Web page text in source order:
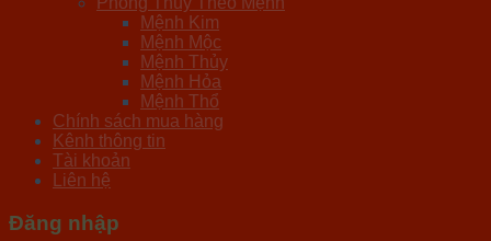
Mệnh Kim
Mệnh Mộc
Mệnh Thủy
Mệnh Hỏa
Mệnh Thổ
Chính sách mua hàng
Kênh thông tin
Tài khoản
Liên hệ
Đăng nhập